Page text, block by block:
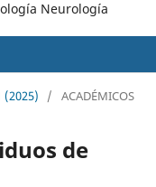
Neurología
(2025) / ACADÉMICOS
de